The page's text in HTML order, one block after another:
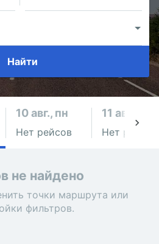
Найти
10 авг., пн
Нет рейсов
11 авг., вт
Нет рейсов
не найдено
точки маршрута или
фильтров.